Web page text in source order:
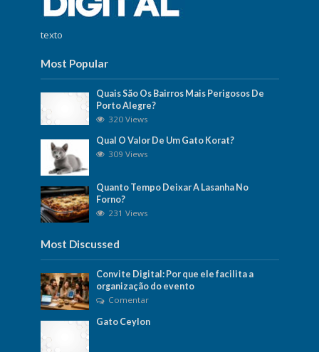
texto
Most Popular
Quais São Os Bairros Mais Perigosos De
Porto Alegre?
320 Views
Qual O Valor De Um Gato Korat?
309 Views
Quanto Tempo Deixar A Lasanha No
Forno?
231 Views
Most Discussed
Convite Digital: Por que ele facilita a
organização do evento
Comentar
Gato Ceylon